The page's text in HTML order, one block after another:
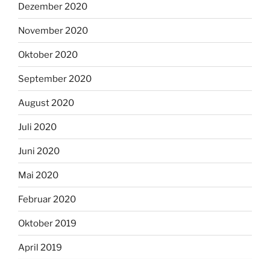
Dezember 2020
November 2020
Oktober 2020
September 2020
August 2020
Juli 2020
Juni 2020
Mai 2020
Februar 2020
Oktober 2019
April 2019